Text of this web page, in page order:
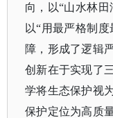
向，以“山水林田
以“用最严格制
障，形成了逻辑
创新在于实现了
学将生态保护视
保护定位为高质